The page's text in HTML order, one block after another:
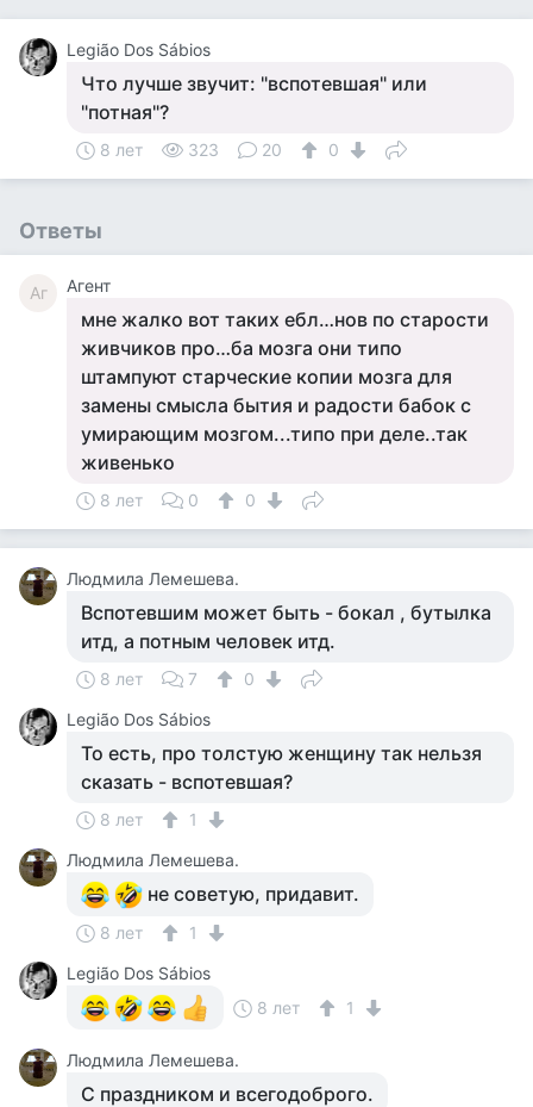
Legião Dos Sábios
Что лучше звучит: "вспотевшая" или
"потная"?
8 лет 323 20 0
Ответы
Аг Агент
мне жалко вот таких ебл…нов по старости
живчиков про…ба мозга они типо
штампуют старческие копии мозга для
замены смысла бытия и радости бабок с
умирающим мозгом...типо при деле..так
живенько
8 лет 0 0
Людмила Лемешева.
Вспотевшим может быть - бокал , бутылка
итд, а потным человек итд.
8 лет 7
0
Legião Dos Sábios
То есть, про толстую женщину так нельзя
сказать - вспотевшая?
8 лет
1
Людмила Лемешева.
не советую, придавит.
8 лет
1
Legião Dos Sábios
8 лет
1
Людмила Лемешева.
С праздником и всегодоброго.